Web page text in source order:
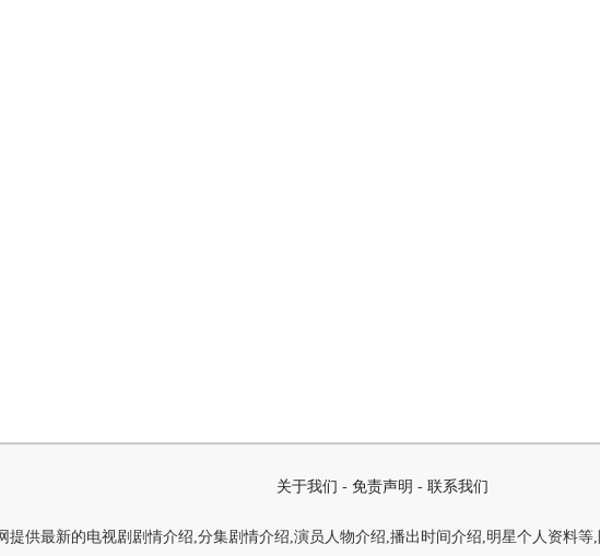
关于我们 - 免责声明 - 联系我们
提供最新的电视剧剧情介绍,分集剧情介绍,演员人物介绍,播出时间介绍,明星个人资料等